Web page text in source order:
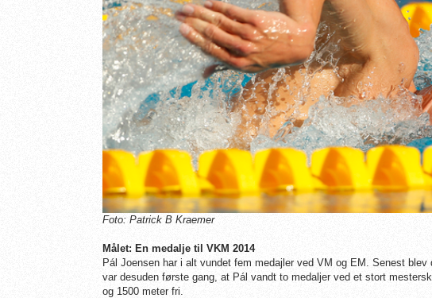
Foto: Patrick B Kraemer
Målet: En medalje til VKM 2014
Pál Joensen har i alt vundet fem medajler ved VM og EM. Senest
var desuden første gang, at Pál vandt to medaljer ved et stort
og 1500 meter fri.